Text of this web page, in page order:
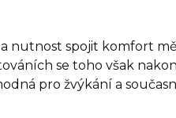
nutnost spojit komfort
se toho však
pro žvýkání a